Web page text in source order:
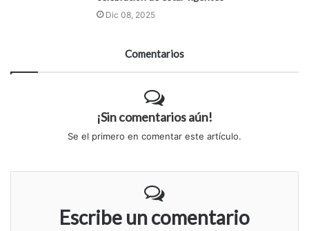
Dic 08, 2025
Comentarios
¡Sin comentarios aún!
Se el primero en comentar este artículo.
Escribe un comentario